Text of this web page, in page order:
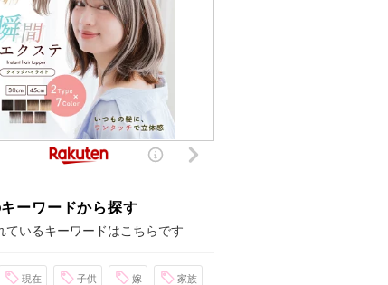
ーワードから探す
ているキーワードはこちらです
現在 子供 嫁 家族